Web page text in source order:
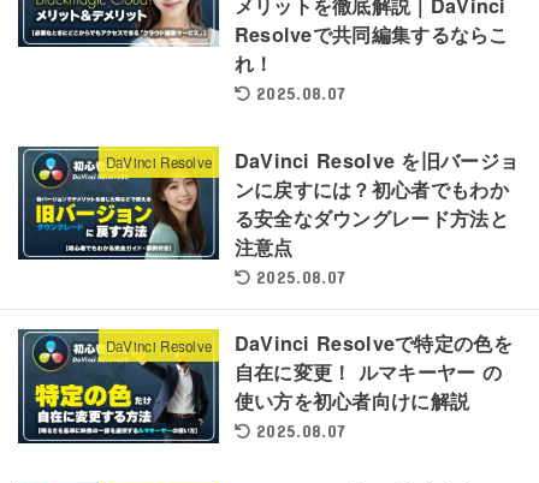
Resolveで共同編集するならこ
れ！
2025.08.07
DaVinci Resolve
DaVinci Resolve を旧バージョ
ンに戻すには？初心者でもわか
る安全なダウングレード方法と
注意点
2025.08.07
DaVinci Resolve
DaVinci Resolveで特定の色を
自在に変更！ ルマキーヤー の
使い方を初心者向けに解説
2025.08.07